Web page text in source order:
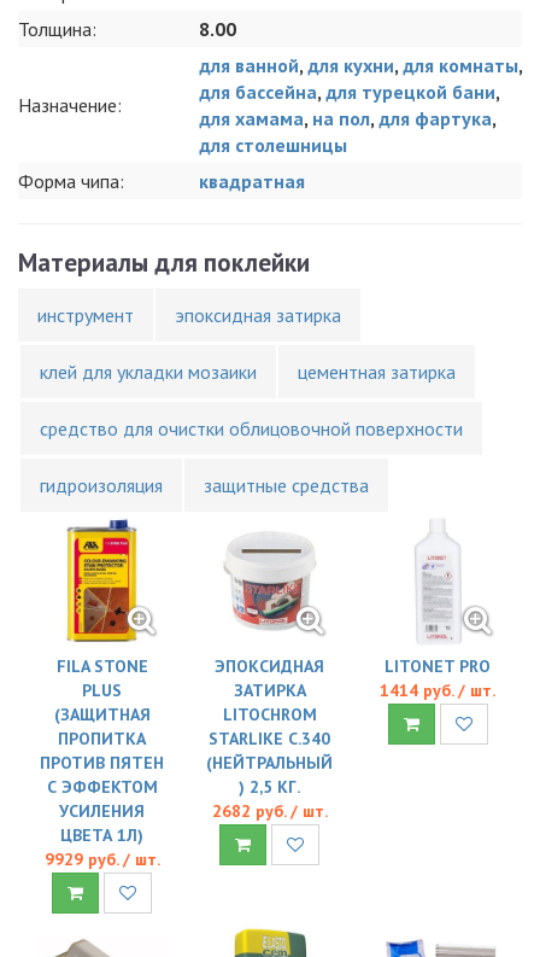
Толщина:
8.00
Назначение:
для ванной, для кухни, для комнаты,
для бассейна, для турецкой бани,
для хамама, на пол, для фартука,
для столешницы
Форма чипа:
квадратная
Материалы для поклейки
инструмент эпоксидная затирка
клей для укладки мозаики цементная затирка
средство для очистки облицовочной поверхности
гидроизоляция защитные средства
FILA STONE
PLUS
(ЗАЩИТНАЯ
ПРОПИТКА
ПРОТИВ ПЯТЕН
С ЭФФЕКТОМ
УСИЛЕНИЯ
ЦВЕТА 1Л)
9929 руб. / шт.
ЭПОКСИДНАЯ
ЗАТИРКА
LITOCHROM
STARLIKE C.340
(НЕЙТРАЛЬНЫЙ
) 2,5 КГ.
2682 руб. / шт.
LITONET PRO
1414 руб. / шт.